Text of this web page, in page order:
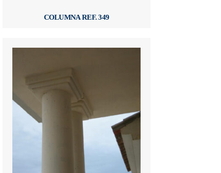
COLUMNA REF. 349